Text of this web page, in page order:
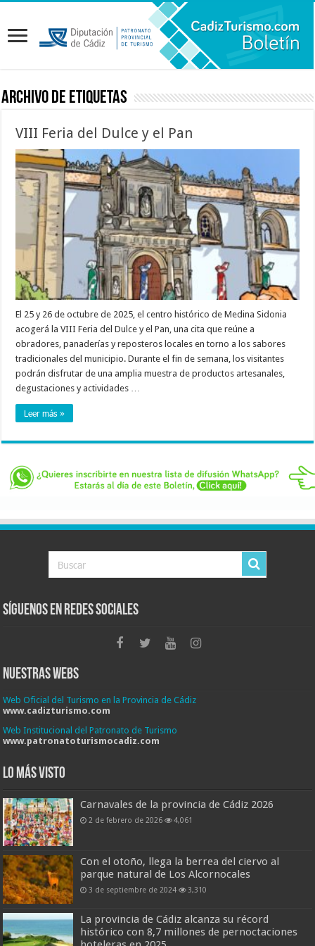
Archivo de etiquetas
VIII Feria del Dulce y el Pan
El 25 y 26 de octubre de 2025, el centro histórico de Medina Sidonia
acogerá la VIII Feria del Dulce y el Pan, una cita que reúne a
obradores, panaderías y reposteros locales en torno a los sabores
tradicionales del municipio. Durante el fin de semana, los visitantes
podrán disfrutar de una amplia muestra de productos artesanales,
degustaciones y actividades …
Leer más »
Síguenos en Redes Sociales
Nuestras Webs
Web Oficial del Turismo en la Provincia de Cádiz
www.cadizturismo.com
Web Institucional del Patronato de Turismo
www.patronatoturismocadiz.com
Lo más visto
Carnavales de la provincia de Cádiz 2026
2 de febrero de 2026 4,061
Con el otoño, llega la berrea del ciervo al
parque natural de Los Alcornocales
3 de septiembre de 2024 3,310
La provincia de Cádiz alcanza su récord
histórico con 8,7 millones de pernoctaciones